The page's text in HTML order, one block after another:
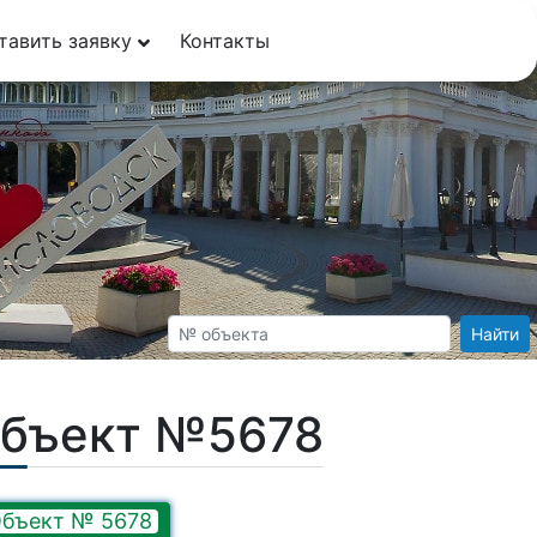
заявку Контакты
Найти
№5678
№ 5678